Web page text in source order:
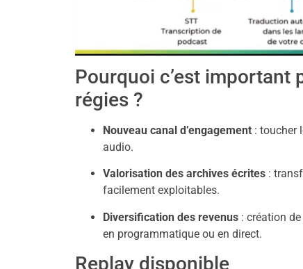
Pourquoi c’est important
régies ?
Nouveau canal d’engagement : toucher
audio.
Valorisation des archives écrites :
facilement exploitables.
Diversification des revenus : création
en programmatique ou en direct.
Replay disponible